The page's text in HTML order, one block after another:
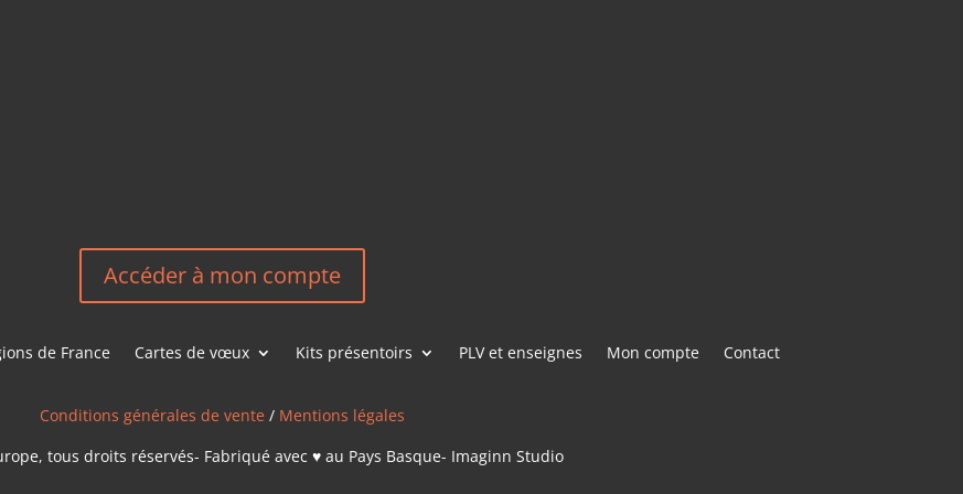
Accéder à mon compte
de France Cartes de vœux Kits présentoirs PLV et enseignes Mon compte Contact
Conditions générales de vente / Mentions légales
tous droits réservés- Fabriqué avec ♥ au Pays Basque- Imaginn Studio